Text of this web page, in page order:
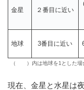
金星 ２番目に近い
地球 3番目に近い
（ ）内は地球を1とした場
現在、金星と水星は